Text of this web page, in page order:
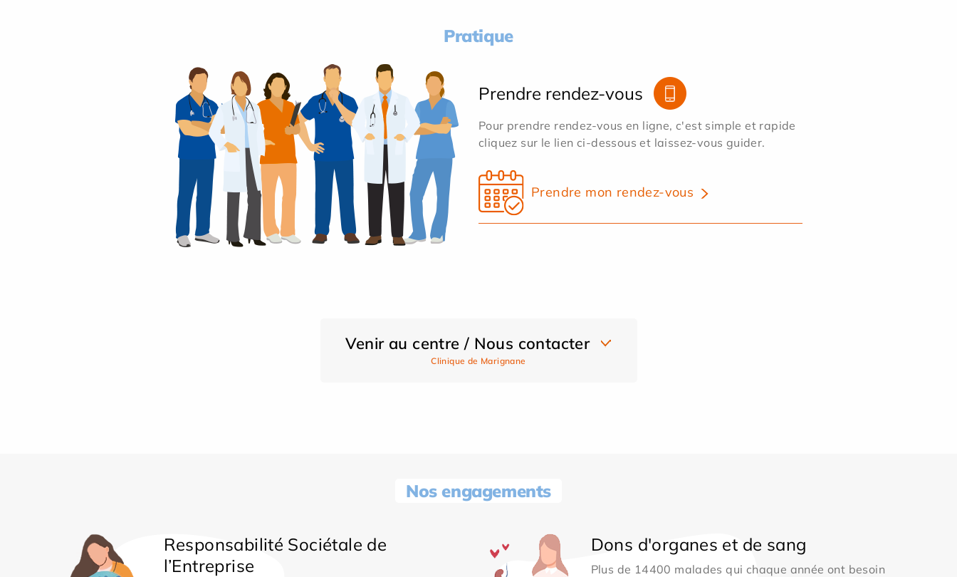
Pratique
Prendre rendez-vous
Pour prendre rendez-vous en ligne, c'est simple et rapide
cliquez sur le lien ci-dessous et laissez-vous guider.
Prendre mon rendez-vous
Venir au centre / Nous contacter
Clinique de Marignane
Nos engagements
Responsabilité Sociétale de
l’Entreprise
Dons d'organes et de sang
Plus de 14400 malades qui chaque année ont besoin